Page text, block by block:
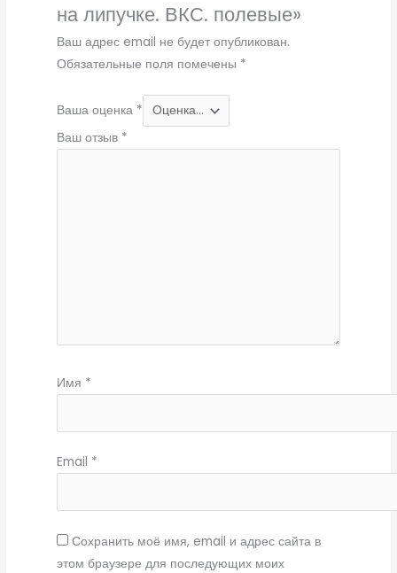
на липучке. ВКС. полевые»
Ваш адрес email не будет опубликован.
Обязательные поля помечены *
Ваша оценка *
Ваш отзыв *
Имя *
Email *
Сохранить моё имя, email и адрес сайта в
этом браузере для последующих моих